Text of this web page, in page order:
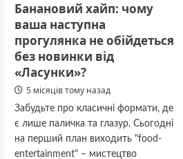
Банановий хайп: чому
ваша наступна
прогулянка не обійдеться
без новинки від
«Ласунки»?
5 місяців тому назад
Забудьте про класичні формати, де
є лише паличка та глазур. Сьогодні
на перший план виходить "food-
entertainment" – мистецтво